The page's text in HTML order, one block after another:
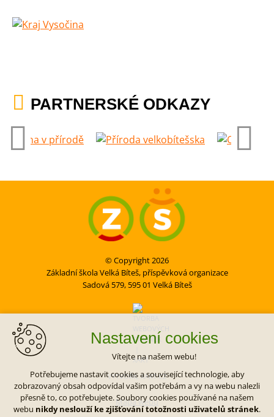
PARTNERSKÉ ODKAZY
© Copyright 2026
Základní škola Velká Bíteš, příspěvková organizace
Sadová 579, 595 01 Velká Bíteš
VYTVOŘIL XART.CZ
Mapa webu
Nastavení cookies
Vítejte na našem webu!
Potřebujeme nastavit cookies a související technologie, aby
zobrazovaný obsah odpovídal vašim potřebám a vy na webu nalezli
přesně to, co potřebujete. Soubory cookies používané na našem
webu nikdy neslouží ke zjišťování totožnosti uživatelů stránek.